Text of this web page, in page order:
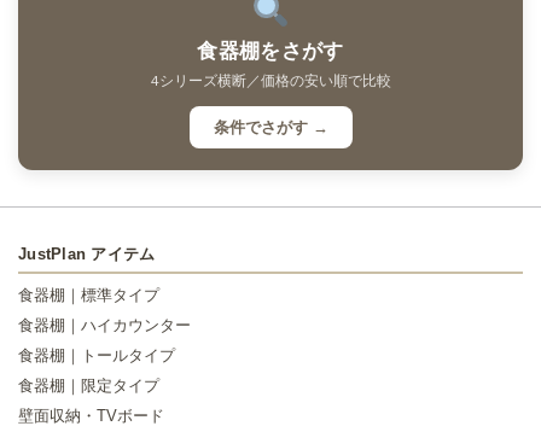
食器棚をさがす
4シリーズ横断／価格の安い順で比較
条件でさがす →
JustPlan アイテム
食器棚｜標準タイプ
食器棚｜ハイカウンター
食器棚｜トールタイプ
食器棚｜限定タイプ
壁面収納・TVボード